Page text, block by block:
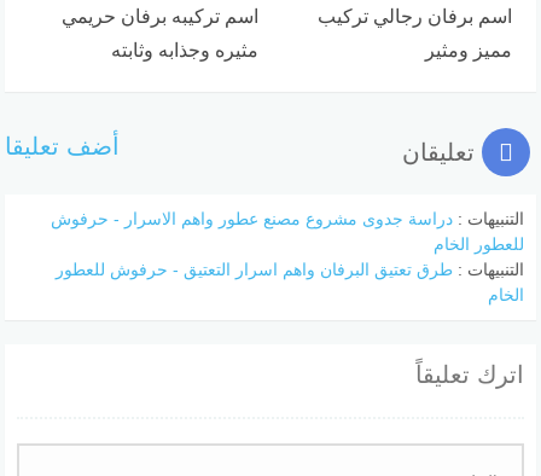
اسم برفان رجالي تركيب
مميز ومثير
اسم تركيبه برفان حريمي
مثيره وجذابه وثابته
تعليقان أضف تعليقا
التنبيهات :دراسة جدوى مشروع مصنع عطور واهم الاسرار - حرفوش
للعطور الخام
التنبيهات :طرق تعتيق البرفان واهم اسرار التعتيق - حرفوش للعطور
الخام
اترك تعليقاً